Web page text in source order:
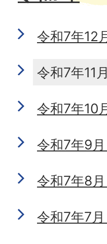
令和7年12
令和7年11
令和7年10
令和7年9
令和7年8
令和7年7